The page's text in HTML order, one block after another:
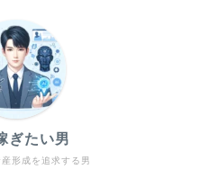
形成を追求する男
ぎたい男